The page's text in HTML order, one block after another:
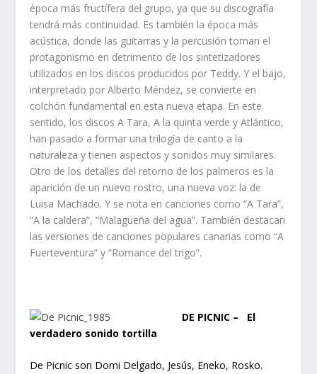
época más fructífera del grupo, ya que su discografía
tendrá más continuidad. Es también la época más
acústica, donde las guitarras y la percusión toman el
protagonismo en detrimento de los sintetizadores
utilizados en los discos producidos por Teddy. Y el bajo,
interpretado por Alberto Méndez, se convierte en
colchón fundamental en esta nueva etapa. En este
sentido, los discos A Tara, A la quinta verde y Atlántico,
han pasado a formar una trilogía de canto a la
naturaleza y tienen aspectos y sonidos muy similares.
Otro de los detalles del retorno de los palmeros es la
aparición de un nuevo rostro, una nueva voz: la de
Luisa Machado. Y se nota en canciones como “A Tara”,
“A la caldera”, “Malagueña del agua”. También destacan
las versiones de canciones populares canarias como “A
Fuerteventura” y “Romance del trigo”.
DE PICNIC – El
verdadero sonido tortilla
De Picnic son Domi Delgado, Jesús, Eneko, Rosko.